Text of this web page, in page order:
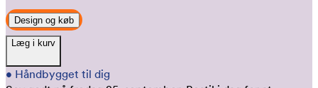
Design og køb
Læg i kurv
• Håndbygget til dig